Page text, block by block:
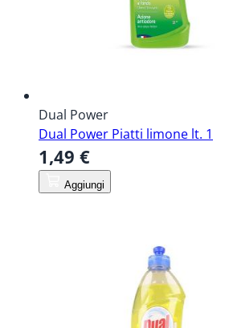
Dual Power
Dual Power Piatti limone lt. 1
1,49 €
Aggiungi